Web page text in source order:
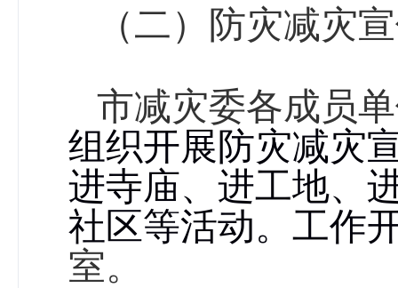
（二）防灾减灾
市减灾委各成员
组织开展防灾减灾
进寺庙、进工地、
社区等活动。工作
室。